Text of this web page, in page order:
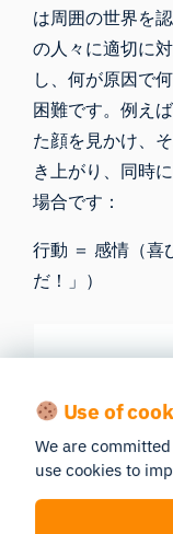
は周囲の世界を
の人々に適切に
し、何が原因で
困難です。例え
た顔を見かけ、
き上がり、同時
場合です：
行動 ＝ 感情（喜
だ！」）
Use of
We are
use cookies to